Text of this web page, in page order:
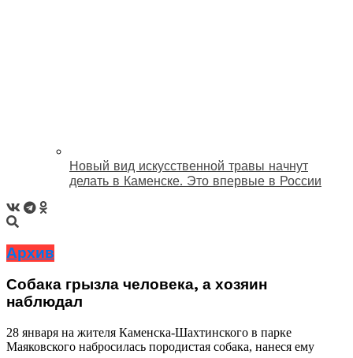
Новый вид искусственной травы начнут
делать в Каменске. Это впервые в России
Архив
Собака грызла человека, а хозяин
наблюдал
28 января на жителя Каменска-Шахтинского в парке
Маяковского набросилась породистая собака, нанеся ему